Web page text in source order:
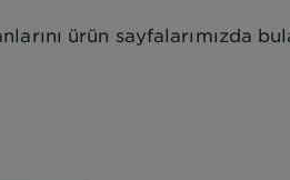
ürün sayfalarımızda